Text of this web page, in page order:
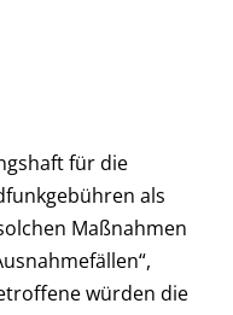
für die
als
Maßnahmen
würden die